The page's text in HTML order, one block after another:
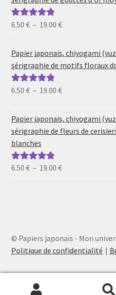
Note5.00sur
6.50 € – 19.00 €Plage
prix :
6.50 €
Papier japonais, chiyogami
sérigraphie de motifs floraux
Note5.00sur
6.50 € – 19.00 €Plage
prix :
6.50 €
Papier japonais, chiyogami
sérigraphie de fleurs de
blanches
Note5.00sur
6.50 € – 19.00 €Plage
© Papiers japonais - Mon
Politique de confidentialité